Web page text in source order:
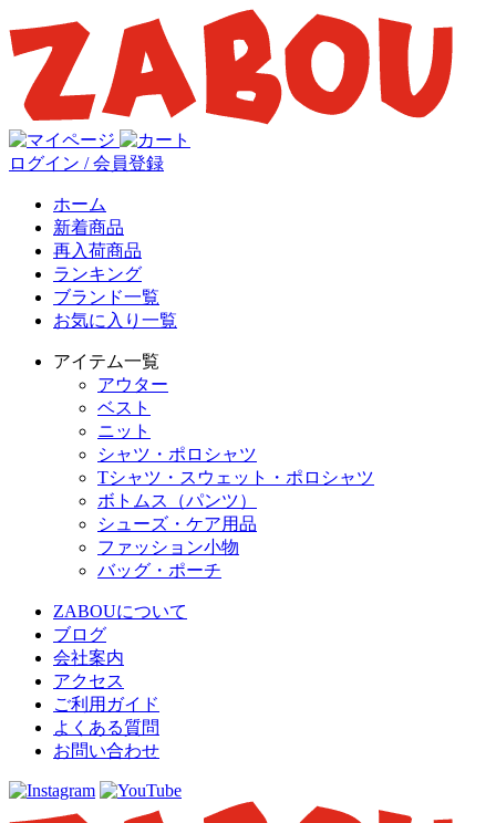
ログイン / 会員登録
ホーム
新着商品
再入荷商品
ランキング
ブランド一覧
お気に入り一覧
アイテム一覧
アウター
ベスト
ニット
シャツ・ポロシャツ
Tシャツ・スウェット・ポロシャツ
ボトムス（パンツ）
シューズ・ケア用品
ファッション小物
バッグ・ポーチ
ZABOUについて
ブログ
会社案内
アクセス
ご利用ガイド
よくある質問
お問い合わせ